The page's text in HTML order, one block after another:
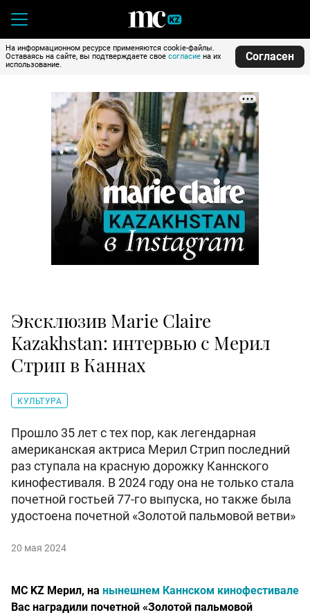
На информационном ресурсе применяются cookie-файлы.
Оставаясь на сайте, вы подтверждаете свое согласие на их
использование.
Согласен
Эксклюзив Marie Claire
Kazakhstan: интервью с Мерил
Стрип в Каннах
КУЛЬТУРА
Прошло 35 лет с тех пор, как легендарная
американская актриса Мерил Стрип последний
раз ступала на красную дорожку Каннского
кинофестиваля. В 2024 году она не только стала
почетной гостьей 77-го выпуска, но также была
удостоена почетной «Золотой пальмовой ветви»
20 мая 2024
MC KZ Мерил, на нынешнем Каннском кинофестивале
Вас наградили почетной «Золотой пальмовой